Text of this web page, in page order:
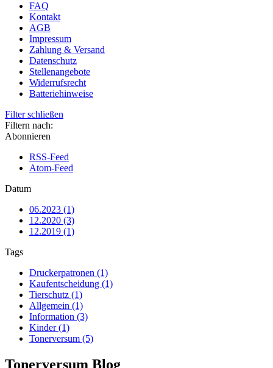
FAQ
Kontakt
AGB
Impressum
Zahlung & Versand
Datenschutz
Stellenangebote
Widerrufsrecht
Batteriehinweise
Filter schließen
Filtern nach:
Abonnieren
RSS-Feed
Atom-Feed
Datum
06.2023 (1)
12.2020 (3)
12.2019 (1)
Tags
Druckerpatronen (1)
Kaufentscheidung (1)
Tierschutz (1)
Allgemein (1)
Information (3)
Kinder (1)
Tonerversum (5)
Tonerversum Blog